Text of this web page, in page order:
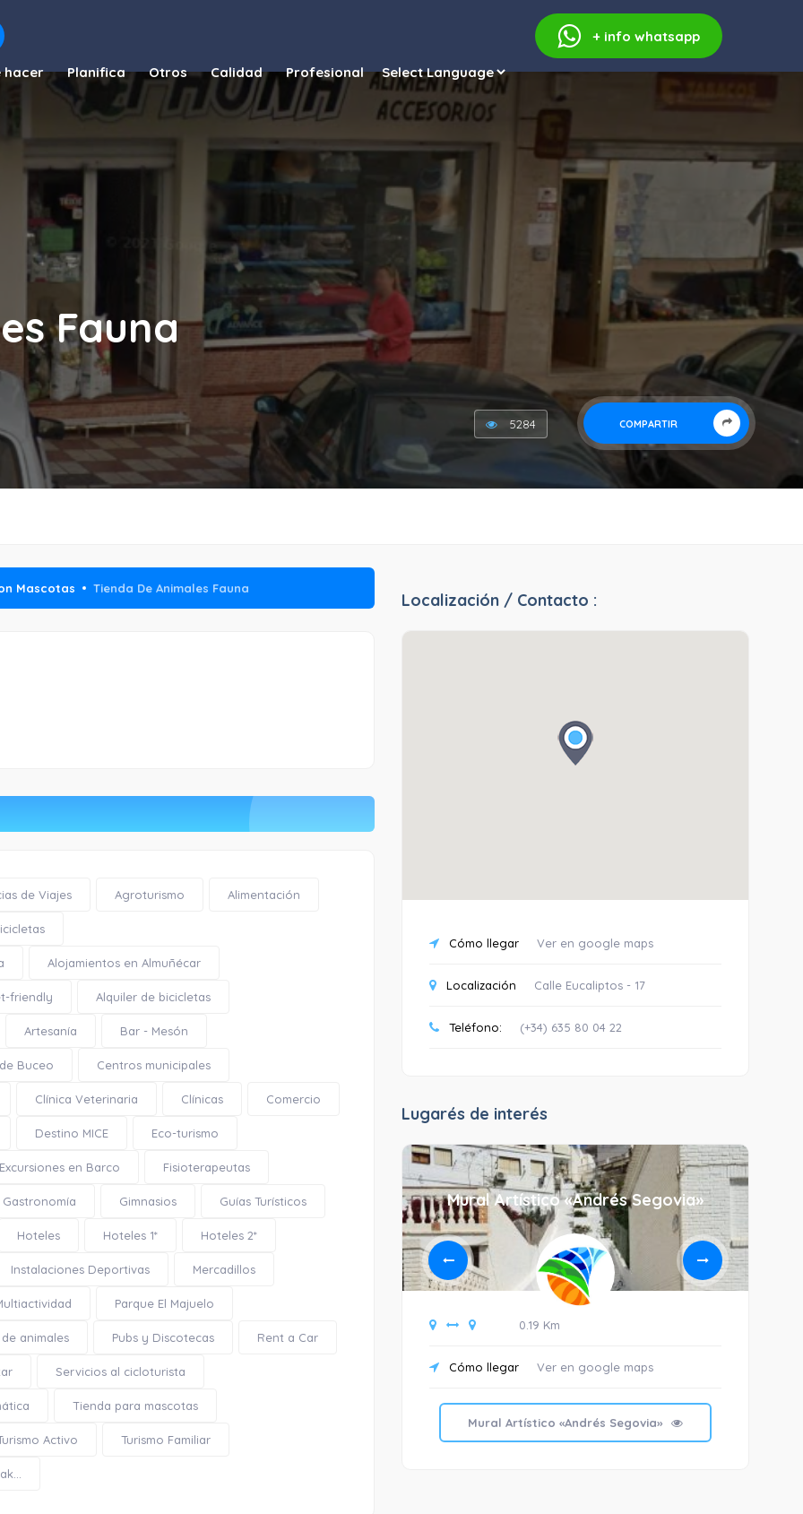
+ info whatsapp
hacer Planifica Otros Calidad Profesional
Fauna
COMPARTIR
5284
Mascotas Tienda De Animales Fauna
de Viajes Agroturismo Alimentación
Alojamientos en Almuñécar
friendly Alquiler de bicicletas
Artesanía Bar - Mesón
Buceo Centros municipales
Clínica Veterinaria Clínicas Comercio
Destino MICE Eco-turismo
Excursiones en Barco Fisioterapeutas
Gastronomía Gimnasios Guías Turísticos
Hoteles Hoteles 1* Hoteles 2*
Instalaciones Deportivas Mercadillos
Parque El Majuelo
animales Pubs y Discotecas Rent a Car
Servicios al cicloturista
Tienda para mascotas
Activo Turismo Familiar
Localización / Contacto :
Cómo llegar Ver en google maps
Localización Calle Eucaliptos - 17
Teléfono: (+34) 635 80 04 22
Lugarés de interés
El Corazón
Cómo llegar
Mural Artístico «Andrés Segovia»
0.19 Km
Cómo llegar Ver en google maps
Mural Artístico «Andrés Segovia»